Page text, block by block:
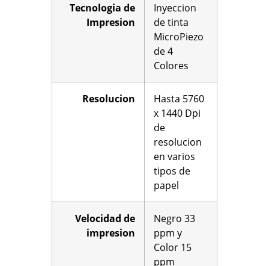
Tecnologia de
Impresion
Inyeccion
de tinta
MicroPiezo
de 4
Colores
Resolucion
Hasta 5760
x 1440 Dpi
de
resolucion
en varios
tipos de
papel
Velocidad de
impresion
Negro 33
ppm y
Color 15
ppm